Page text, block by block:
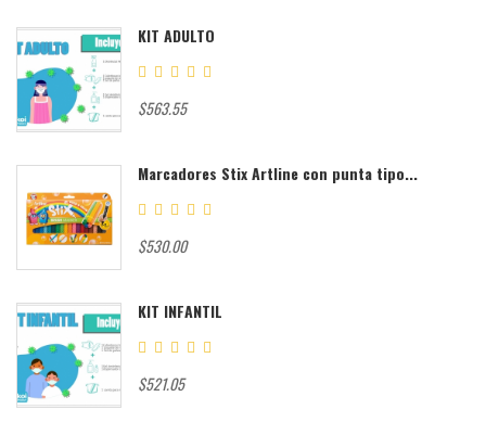
KIT ADULTO
$563.55
Marcadores Stix Artline con punta tipo...
$530.00
KIT INFANTIL
$521.05